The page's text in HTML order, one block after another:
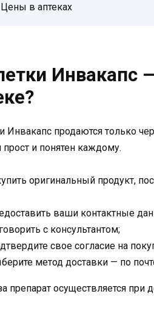
Цены в аптеках
Инвакапс
Инвакапс продаются только
прост и понятен каждому.
оригинальный продукт,
ваши контактные
с консультантом;
свое согласие на
метод доставки — по
препарат осуществляется при